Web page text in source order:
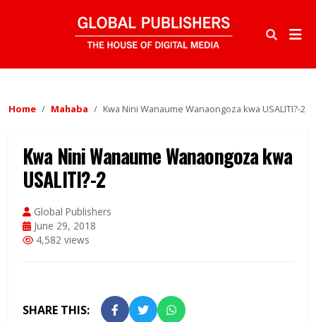
Home Mahaba Kwa Nini Wanaume Wanaongoza kwa USALITI?-2
Kwa Nini Wanaume Wanaongoza kwa
USALITI?-2
Global Publishers
June 29, 2018
4,582 views
SHARE THIS: